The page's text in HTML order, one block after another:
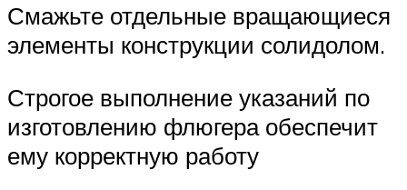
Смажьте отдельные вращающиеся
элементы конструкции солидолом.
Строгое выполнение указаний по
изготовлению флюгера обеспечит
ему корректную работу